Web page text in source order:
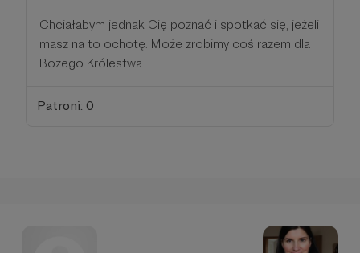
Chciałabym jednak Cię poznać i spotkać się, jeżeli
masz na to ochotę. Może zrobimy coś razem dla
Bożego Królestwa.
Patroni: 0